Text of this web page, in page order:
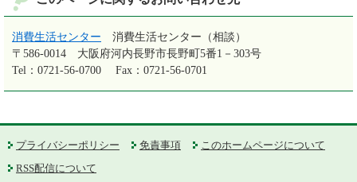
消費生活センター
消費生活センター（相談）
〒586-0014
大阪府河内長野市長野町5番1－303号
Tel：0721-56-0700
Fax：0721-56-0701
プライバシーポリシー 免責事項
このホームページについて
RSS配信について